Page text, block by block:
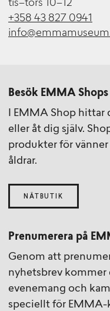
tis–tors 10–12
+358 43 827 0941
Besök EMMA
I EMMA Shop hittar
eller åt dig själv.
produkter för
åldrar.
NÄTBUTIK
Prenumerera på
Genom att
nyhetsbrev
evenemang och
speciellt för